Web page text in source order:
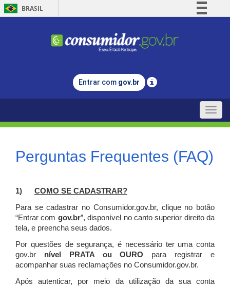
BRASIL
Comunica BR
Legislação
Entrar com gov.br
Toggle
Perguntas Frequentes (FAQ)
1) COMO SE CADASTRAR?
Para se cadastrar no Consumidor.gov.br, clique no botão
“Entrar com gov.br”, disponível no canto superior direito da
tela, e preencha seus dados.
Por questões de segurança, é necessário ter uma conta
gov.br nível PRATA ou OURO para registrar e
acompanhar suas reclamações no Consumidor.gov.br.
Após autenticar, por meio da utilização da sua conta